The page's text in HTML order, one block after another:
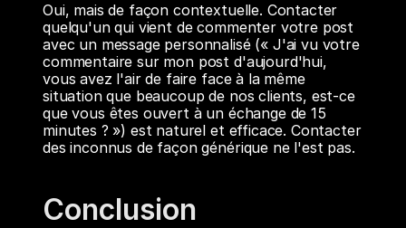
Oui, mais de façon contextuelle. Contacter
quelqu'un qui vient de commenter votre post
avec un message personnalisé (« J'ai vu votre
commentaire sur mon post d'aujourd'hui,
vous avez l'air de faire face à la même
situation que beaucoup de nos clients, est-ce
que vous êtes ouvert à un échange de 15
minutes ? ») est naturel et efficace. Contacter
des inconnus de façon générique ne l'est pas.
Conclusion